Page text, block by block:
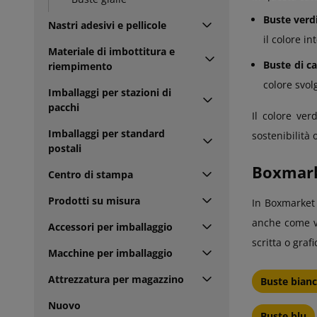
Nastri adesivi e pellicole
Materiale di imbottitura e
riempimento
Imballaggi per stazioni di
pacchi
Imballaggi per standard
postali
Centro di stampa
Prodotti su misura
Accessori per imballaggio
Macchine per imballaggio
Attrezzatura per magazzino
Nuovo
Buste
il colore
Buste di
colore
Il colore
sostenibilità
In
anche come
scritta o
Buste